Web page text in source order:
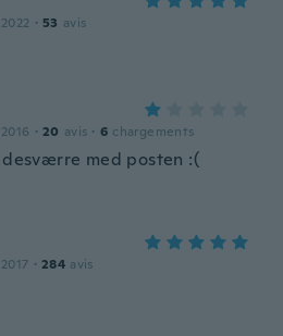
· 53 avis
· 20 avis · 6 chargements
med posten :(
· 284 avis